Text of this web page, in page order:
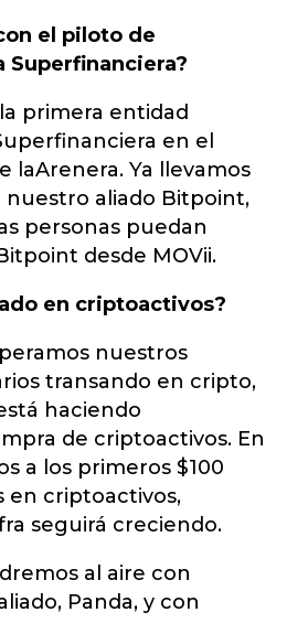
el piloto de
primera entidad
en el
laArenera. Ya llevamos
nuestro aliado Bitpoint,
personas puedan
desde MOVii.
en criptoactivos?
nuestros
transando en cripto,
haciendo
de criptoactivos. En
a los primeros $100
en criptoactivos,
seguirá creciendo.
al aire con
Panda, y con